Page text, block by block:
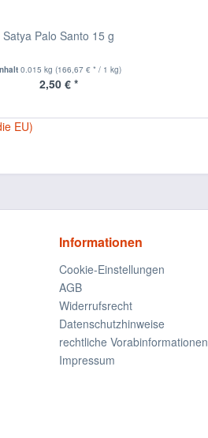
Satya Palo Santo 15 g
0.015 kg (166,67 € * / 1 kg)
2,50 € *
EU)
Informationen
Cookie-Einstellungen
AGB
Widerrufsrecht
Datenschutzhinweise
rechtliche Vorabinformationen
Impressum